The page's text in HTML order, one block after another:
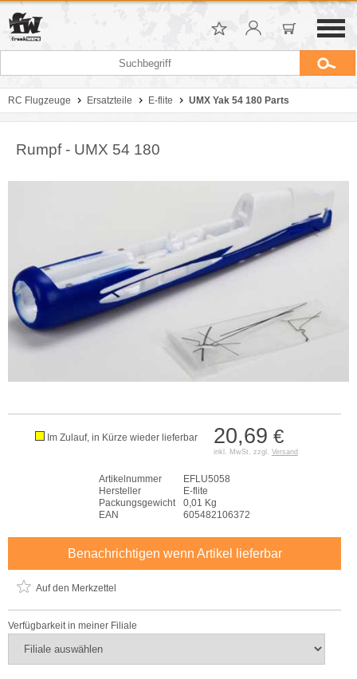
RC Flugzeuge Ersatzteile E-flite UMX Yak 54 180 Parts
Rumpf - UMX 54 180
20,69 €
inkl. MwSt. zzgl. Versand
Im Zulauf, in Kürze wieder lieferbar
Artikelnummer
EFLU5058
Hersteller
E-flite
Packungsgewicht
0,01 Kg
EAN
605482106372
Benachrichtigen wenn Artikel lieferbar
Auf den Merkzettel
Verfügbarkeit in meiner Filiale